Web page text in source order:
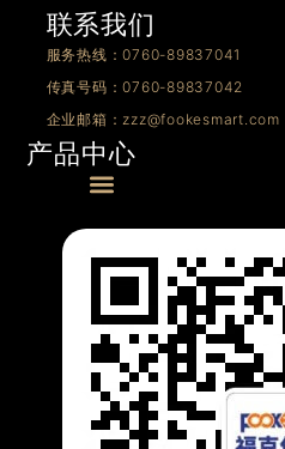
联系我们
服务热线：0760-89837041
传真号码：0760-89837042
企业邮箱：zzz@fookesmart.com
产品中心
Menu